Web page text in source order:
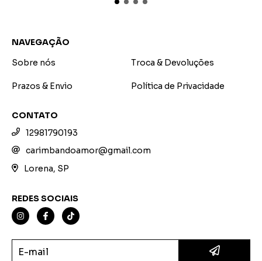
NAVEGAÇÃO
Sobre nós
Troca & Devoluções
Prazos & Envio Política de Privacidade
CONTATO
12981790193
carimbandoamor@gmail.com
Lorena, SP
REDES SOCIAIS